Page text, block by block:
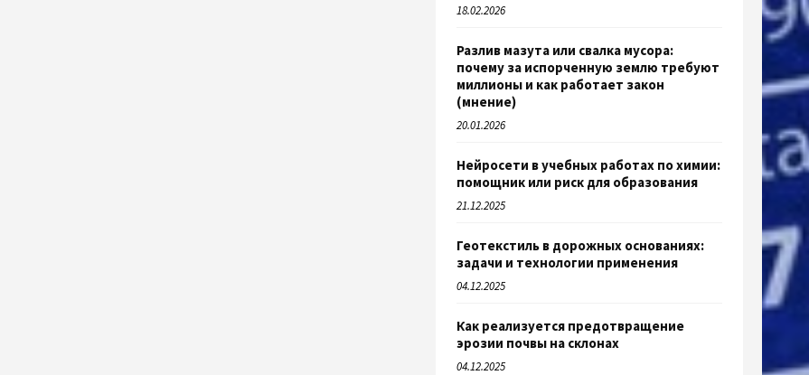
18.02.2026
Разлив мазута или свалка мусора:
почему за испорченную землю требуют
миллионы и как работает закон
(мнение)
20.01.2026
Нейросети в учебных работах по химии:
помощник или риск для образования
21.12.2025
Геотекстиль в дорожных основаниях:
задачи и технологии применения
04.12.2025
Как реализуется предотвращение
эрозии почвы на склонах
04.12.2025